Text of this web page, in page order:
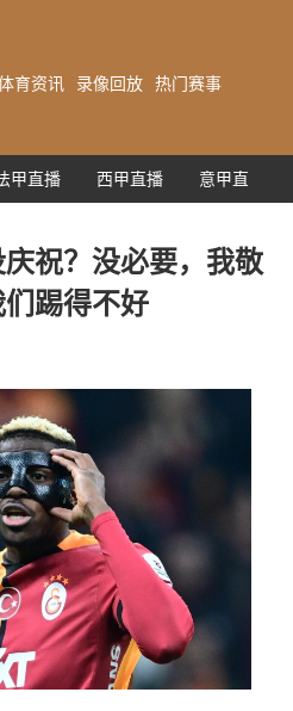
育资讯 录像回放 热门赛事
甲直播 西甲直播 意甲直播
祝？没必要，我敬
踢得不好